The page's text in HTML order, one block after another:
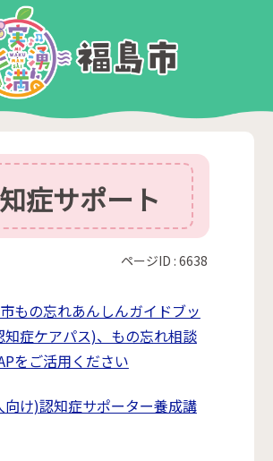
症サポート
ページID :6638
もの忘れあんしんガイドブッ
知症ケアパス)、もの忘れ相談
をご活用ください
向け)認知症サポーター養成講